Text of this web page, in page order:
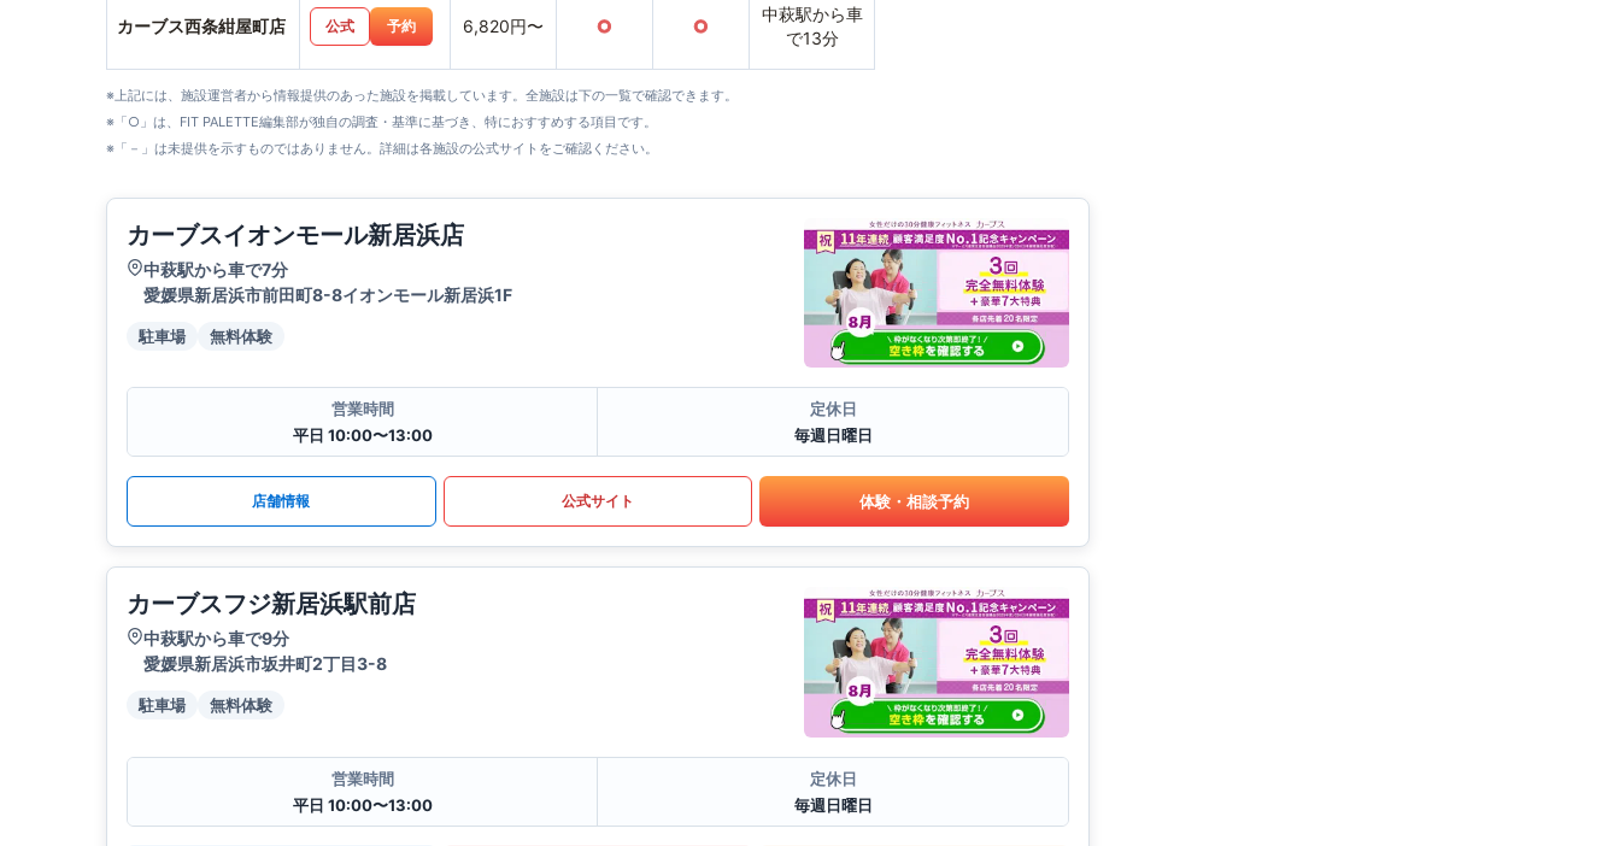
カーブス西条紺屋町店 公式 予約 6,820円〜 ○ ○
中萩駅から車
で13分
※上記には、施設運営者から情報提供のあった施設を掲載しています。全施設は下の一覧で確認できます。
※「○」は、FIT PALETTE編集部が独自の調査・基準に基づき、特におすすめする項目です。
※「－」は未提供を示すものではありません。詳細は各施設の公式サイトをご確認ください。
カーブスイオンモール新居浜店
中萩駅から車で7分
愛媛県新居浜市前田町8-8イオンモール新居浜1F
駐車場 無料体験
営業時間
平日 10:00〜13:00
定休日
毎週日曜日
店舗情報 公式サイト 体験・相談予約
カーブスフジ新居浜駅前店
中萩駅から車で9分
愛媛県新居浜市坂井町2丁目3-8
駐車場 無料体験
営業時間
平日 10:00〜13:00
定休日
毎週日曜日